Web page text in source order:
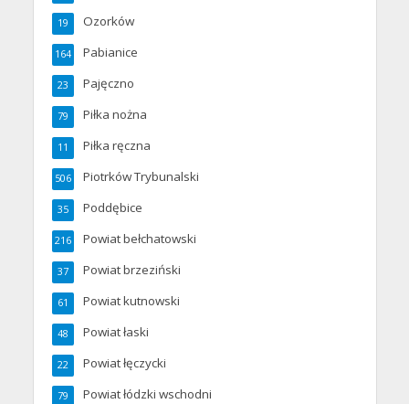
Ozorków
19
Pabianice
164
Pajęczno
23
Piłka nożna
79
Piłka ręczna
11
Piotrków Trybunalski
506
Poddębice
35
Powiat bełchatowski
216
Powiat brzeziński
37
Powiat kutnowski
61
Powiat łaski
48
Powiat łęczycki
22
Powiat łódzki wschodni
79